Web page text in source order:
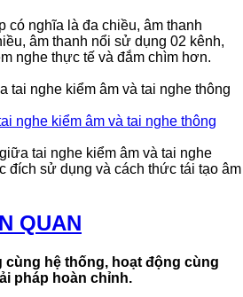
có nghĩa là đa chiều, âm thanh
âm thanh nổi sử dụng 02 kênh,
nghe thực tế và đắm chìm hơn.
nghe kiểm âm và tai nghe thông
tai nghe kiểm âm và tai nghe
đích sử dụng và cách thức tái tạo âm
QUAN
cùng hệ thống, hoạt động cùng
pháp hoàn chỉnh.